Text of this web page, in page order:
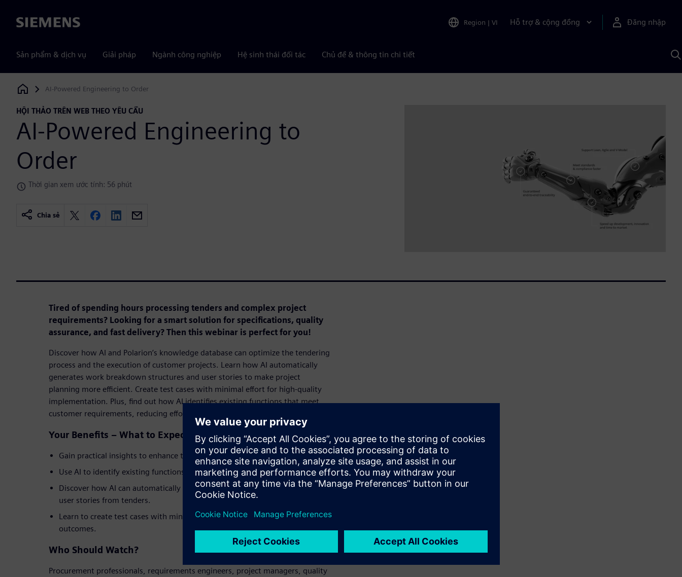
Siemens Region | VI Hỗ trợ & cộng đồng Đăng nhập
Sản phẩm & dịch vụ Giải pháp Ngành công nghiệp Hệ sinh thái đối tác Chủ đề & thông tin chi tiết
Siemens Digital Industries Software
AI-Powered Engineering to Order
HỘI THẢO TRÊN WEB THEO YÊU CẦU
AI-Powered Engineering to
Order
Thời gian xem ước tính: 56 phút
Chia sẻ
Tired of spending hours processing tenders and complex project
requirements? Looking for a smart solution for specifications, quality
assurance, and fast delivery? Then this webinar is perfect for you!
Discover how AI and Polarion’s knowledge database can optimize the tendering
process and the execution of customer projects. Learn how AI automatically
generates work breakdown structures and user stories to make project
planning more efficient. Create test cases with minimal effort for high-quality
implementation. Plus, find out how AI identifies existing functions that meet
customer requirements, reducing effort and maximizing reusability.
Your Benefits – What to Expect in This Webinar:
Gain practical insights to enhance the efficiency of your tendering processes.
Use AI to identify existing functions that align with customer requirements.
Discover how AI can automatically generate work breakdown structures and
user stories from tenders.
Learn to create test cases with minimal effort to ensure high-quality
outcomes.
Who Should Watch?
Procurement professionals, requirements engineers, project managers, quality